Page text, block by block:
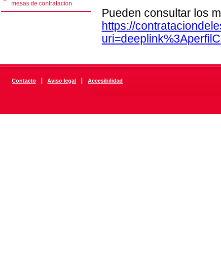
mesas de contratacion
Pueden consultar los
https://
Contacto | Aviso legal | Accesibilidad